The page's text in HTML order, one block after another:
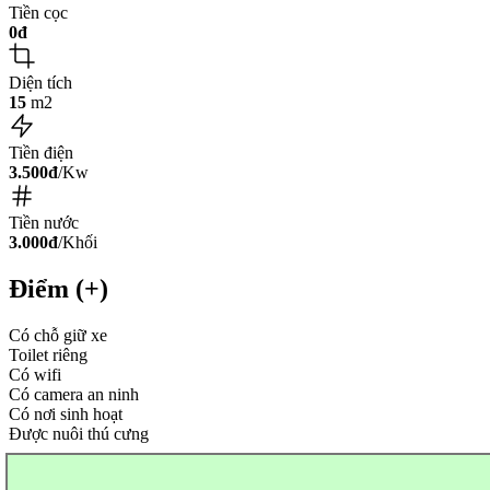
Tiền cọc
0đ
Diện tích
15 m2
Tiền điện
3.500đ/Kw
Tiền nước
3.000đ/Khối
Điểm (+)
Có chỗ giữ xe
Toilet riêng
Có wifi
Có camera an ninh
Có nơi sinh hoạt
Được nuôi thú cưng